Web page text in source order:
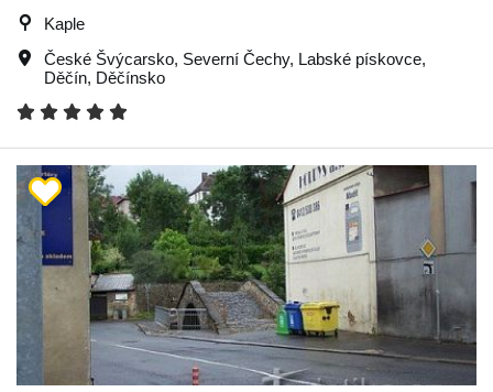
Kaple
České Švýcarsko, Severní Čechy, Labské pískovce,
Děčín, Děčínsko